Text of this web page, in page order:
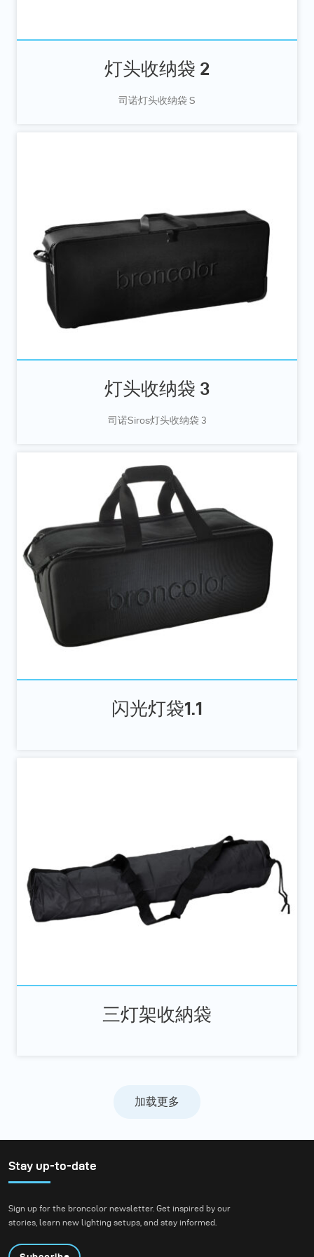
灯头收纳袋 2
司诺灯头收纳袋 S
灯头收纳袋 3
司诺Siros灯头收纳袋 3
闪光灯袋1.1
三灯架收納袋
加载更多
Stay up-to-date
Sign up for the broncolor newsletter. Get inspired by our
stories, learn new lighting setups, and stay informed.